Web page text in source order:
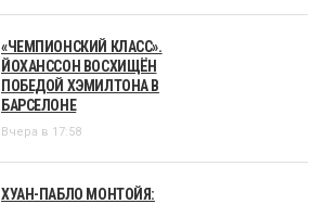
«ЧЕМПИОНСКИЙ КЛАСС».
ЙОХАНССОН ВОСХИЩЁН
ПОБЕДОЙ ХЭМИЛТОНА В
БАРСЕЛОНЕ
Вчера в 17:58
ХУАН-ПАБЛО МОНТОЙЯ: